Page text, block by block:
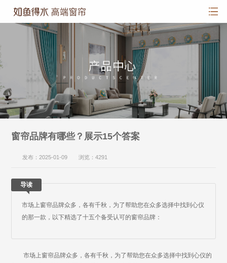
窗帘品牌有哪些？展示15个答案
发布：2025-01-09 浏览：4291
导读
市场上窗帘品牌众多，各有千秋，为了帮助您在众多选择中找到心仪
的那一款，以下精选了十五个备受认可的窗帘品牌：
市场上窗帘品牌众多，各有千秋，为了帮助您在众多选择中找到心仪的